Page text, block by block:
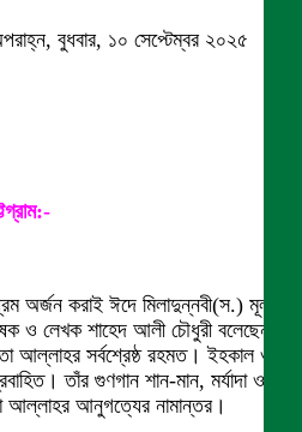
বুধবার, ১০ সেপ্টেম্বর ২০২৫
অর্জন করাই ঈদে মিলাদুন্নবী(স.) মূল
ও লেখক শাহেদ আলী চৌধুরী বলেছেন,
আল্লাহর সর্বশ্রেষ্ঠ রহমত। ইহকাল ও
তাঁর গুণগান শান-মান, মর্যাদা ও
আল্লাহর আনুগত্যের নামান্তর।